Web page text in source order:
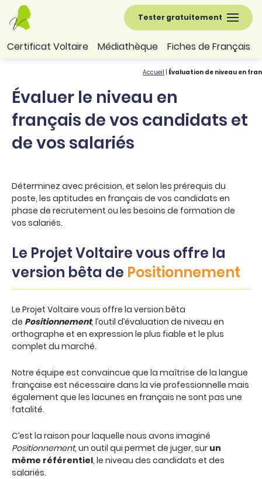
Tester gratuitement
Certificat Voltaire Médiathèque Fiches de Français
Accueil Évaluation de niveau en
Évaluer le niveau en
français de vos candidats et
de vos salariés
Déterminez avec précision, et selon les prérequis du
poste, les aptitudes en français de vos candidats en
phase de recrutement ou les besoins de formation de
vos salariés.
Le Projet Voltaire vous offre la
version bêta de Positionnement
Le Projet Voltaire vous offre la version bêta
de Positionnement, l’outil d’évaluation de niveau en
orthographe et en expression le plus fiable et le plus
complet du marché.
Notre équipe est convaincue que la maîtrise de la langue
française est nécessaire dans la vie professionnelle mais
également que les lacunes en français ne sont pas une
fatalité.
C’est la raison pour laquelle nous avons imaginé
Positionnement, un outil qui permet de juger, sur un
même référentiel, le niveau des candidats et des
salariés.